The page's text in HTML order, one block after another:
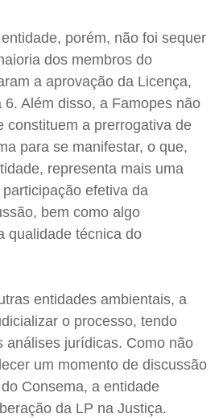
porém, não foi sequer
dos membros do
a aprovação da Licença,
Além disso, a Famopes não
constituem a prerrogativa de
para se manifestar, o que,
representa mais uma
efetiva da
bem como algo
qualidade técnica do
entidades ambientais, a
o processo, tendo
análises jurídicas. Como não
um momento de discussão
Consema, a entidade
da LP na Justiça.